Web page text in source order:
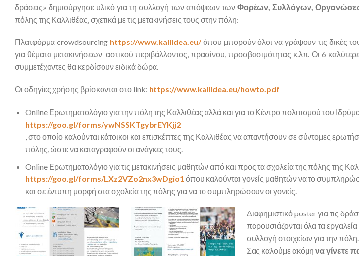
δράσεις» δημιούργησε υλικό για τη συλλογή των απόψεων των Φορέων, Συλλόγων,
πόλης της Καλλιθέας, σχετικά με τις μετακινήσεις τους στην πόλη:
Πλατφόρμα crowdsourcing https://www.kallidea.eu/όπου μπορούν όλοι να γράψουν τις δικές
για θέματα μετακινήσεων, αστικού περιβάλλοντος, πρασίνου, προσβασιμότητας κ.λπ. Οι 6
συμμετέχοντες θα κερδίσουν ειδικά δώρα.
Οι οδηγίες χρήσης βρίσκονται στο link: https://www.kallidea.eu/howto.pdf
Online Ερωτηματολόγιο για την πόλη της Καλλιθέας αλλά και για το Κέντρο πολιτισμού του
https://goo.gl/forms/ywNSSKTgybrEYKjj2
, στο οποίο καλούνται κάτοικοι και επισκέπτες της Καλλιθέας να απαντήσουν σε σύντομες
πόλης, ώστε να καταγραφούν οι ανάγκες τους.
Online Ερωτηματολόγιο για τις μετακινήσεις μαθητών από και προς τα σχολεία της πόλης της
https://goo.gl/forms/LXz2VZo2nx3wDgio1 όπου καλούνται γονείς μαθητών να το
και σε έντυπη μορφή στα σχολεία της πόλης για να το συμπληρώσουν οι γονείς.
Διαφημιστικό poster για τις
παρουσιάζονται όλα τα
συλλογή στοιχείων για την πόλη.
Σας καλούμε ακόμη να γίνετε